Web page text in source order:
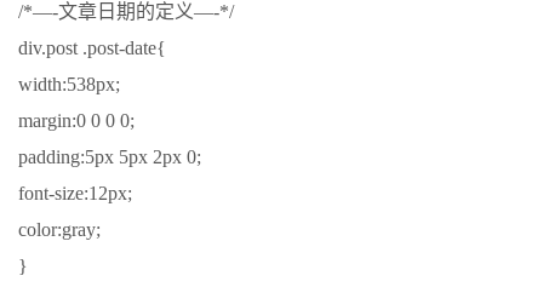
/*—-文章日期的定义—-*/
div.post .post-date{
width:538px;
margin:0 0 0 0;
padding:5px 5px 2px 0;
font-size:12px;
color:gray;
}